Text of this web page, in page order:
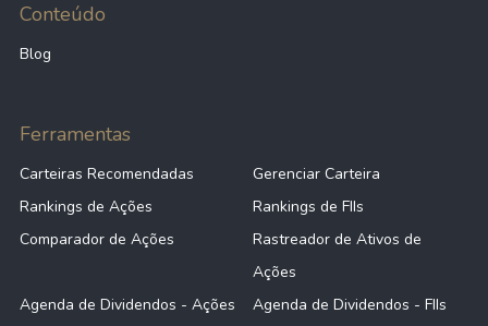
Conteúdo
Blog
Ferramentas
Carteiras Recomendadas
Gerenciar Carteira
Rankings de Ações
Rankings de FIIs
Comparador de Ações
Rastreador de Ativos de
Ações
Agenda de Dividendos - Ações
Agenda de Dividendos - FIIs